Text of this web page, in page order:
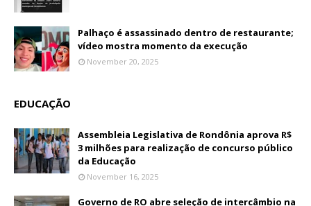
Palhaço é assassinado dentro de restaurante;
vídeo mostra momento da execução
November 20, 2025
EDUCAÇÃO
Assembleia Legislativa de Rondônia aprova R$
3 milhões para realização de concurso público
da Educação
November 16, 2025
Governo de RO abre seleção de intercâmbio na